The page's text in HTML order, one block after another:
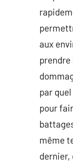
aux
prendre
par
pour
même
dernier,